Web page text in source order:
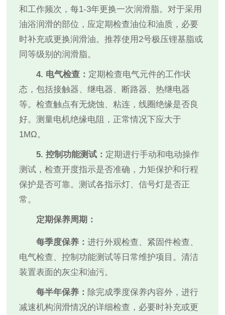
和工作频次，每1-3年更换一次润滑脂。对于采用
油浴润滑的部位，应定期检查油位和油质，必要
时补充或更换润滑油。推荐使用2号极压锂基脂或
同等级别的润滑脂。
4. 电气检查： 定期检查电气元件的工作状
态，包括接触器、继电器、断路器、热继电器
等。检查触点有无烧蚀、粘连，线圈绝缘是否良
好。测量电机绝缘电阻，正常情况下应大于
1MΩ。
5. 控制功能测试： 定期进行手动和电动操作
测试，检查开度指示是否准确，力矩保护和行程
保护是否可靠。测试各指示灯、信号灯是否正
常。
定期保养周期：
每季度保养：进行外观检查、紧固件检查、
电气检查、控制功能测试等日常维护项目。清洁
装置表面的灰尘和油污。
每半年保养： 除完成季度保养内容外，进行
减速机构润滑情况的详细检查，必要时补充或更